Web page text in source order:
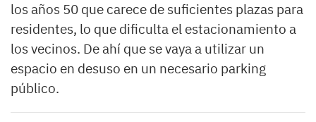
los años 50 que carece de suficientes plazas para
residentes, lo que dificulta el estacionamiento a
los vecinos. De ahí que se vaya a utilizar un
espacio en desuso en un necesario parking
público.